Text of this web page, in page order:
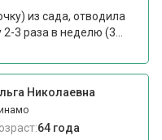
из сада, отводила
3 раза в неделю (3...
Николаевна
64 года